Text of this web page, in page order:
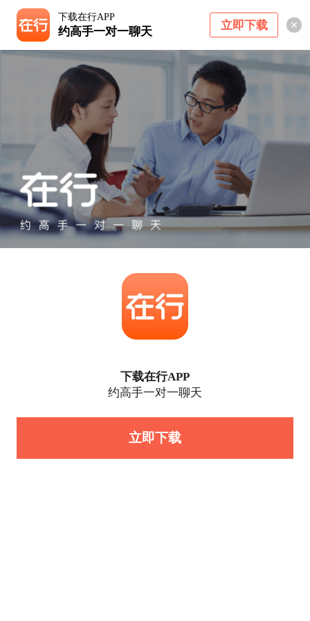
下载在行APP
约高手一对一聊天 立即下载
下载在行APP
约高手一对一聊天
立即下载